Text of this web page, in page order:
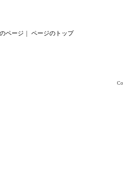
ページ ｜ ページのトップ